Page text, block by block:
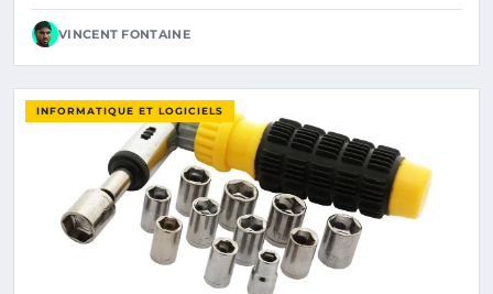
VINCENT FONTAINE
INFORMATIQUE ET LOGICIELS